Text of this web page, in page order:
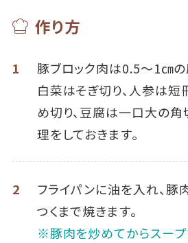
作り方
1
豚ブロック肉は0.5～1㎝の
白菜はそぎ切り、人参は短
め切り、豆腐は一口大の角
理をしておきます。
2
フライパンに油を入れ、
つくまで焼きます。
※豚肉を炒めてからスープ